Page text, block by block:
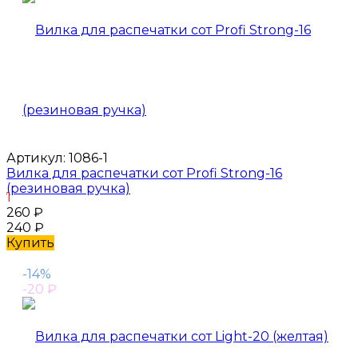
Артикул: 1086-1
Вилка для распечатки сот Profi Strong-16
(резиновая ручка)
1
260 ₽
240 ₽
Купить
-14%
-20 ₽